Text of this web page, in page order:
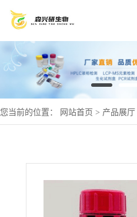
您当前的位置： 网站首页 > 产品展厅